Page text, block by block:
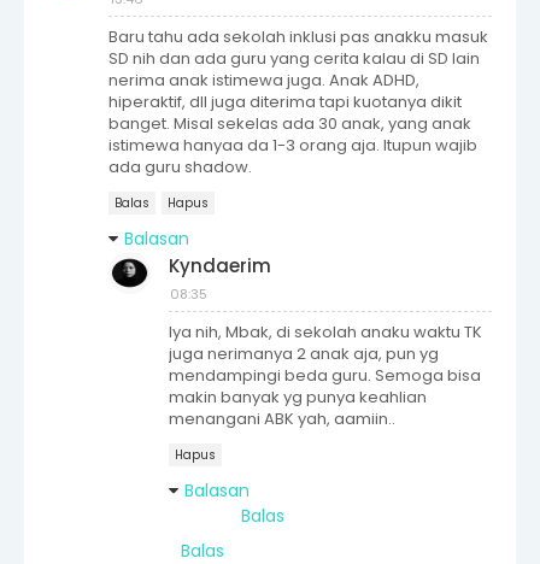
Baru tahu ada sekolah inklusi pas anakku masuk
SD nih dan ada guru yang cerita kalau di SD lain
nerima anak istimewa juga. Anak ADHD,
hiperaktif, dll juga diterima tapi kuotanya dikit
banget. Misal sekelas ada 30 anak, yang anak
istimewa hanyaa da 1-3 orang aja. Itupun wajib
ada guru shadow.
Balas Hapus
Balasan
Kyndaerim
08:35
Iya nih, Mbak, di sekolah anaku waktu TK
juga nerimanya 2 anak aja, pun yg
mendampingi beda guru. Semoga bisa
makin banyak yg punya keahlian
menangani ABK yah, aamiin..
Hapus
Balasan
Balas
Balas